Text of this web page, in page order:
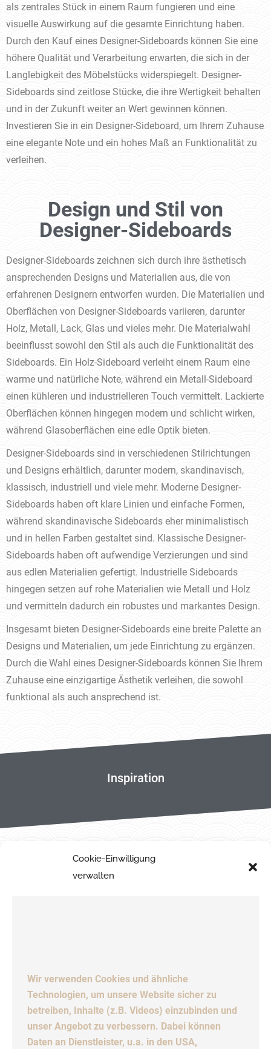
Cookie-Einwilligung
verwalten
Wir verwenden Cookies und ähnliche
Technologien, um unsere Website sicher zu
betreiben, Inhalte (z.B. Videos) einzubinden und
unser Angebot zu verbessern. Dabei können
Daten an Dienstleister, u.a. in den USA,
als zentrales Stück in einem Raum fungieren und eine
visuelle Auswirkung auf die gesamte Einrichtung haben.
Durch den Kauf eines Designer-Sideboards können Sie eine
höhere Qualität und Verarbeitung erwarten, die sich in der
Langlebigkeit des Möbelstücks widerspiegelt. Designer-
Sideboards sind zeitlose Stücke, die ihre Wertigkeit behalten
und in der Zukunft weiter an Wert gewinnen können.
Investieren Sie in ein Designer-Sideboard, um Ihrem Zuhause
eine elegante Note und ein hohes Maß an Funktionalität zu
verleihen.
Design und Stil von
Designer-Sideboards
Designer-Sideboards zeichnen sich durch ihre ästhetisch
ansprechenden Designs und Materialien aus, die von
erfahrenen Designern entworfen wurden. Die Materialien und
Oberflächen von Designer-Sideboards variieren, darunter
Holz, Metall, Lack, Glas und vieles mehr. Die Materialwahl
beeinflusst sowohl den Stil als auch die Funktionalität des
Sideboards. Ein Holz-Sideboard verleiht einem Raum eine
warme und natürliche Note, während ein Metall-Sideboard
einen kühleren und industrielleren Touch vermittelt. Lackierte
Oberflächen können hingegen modern und schlicht wirken,
während Glasoberflächen eine edle Optik bieten.
Designer-Sideboards sind in verschiedenen Stilrichtungen
und Designs erhältlich, darunter modern, skandinavisch,
klassisch, industriell und viele mehr. Moderne Designer-
Sideboards haben oft klare Linien und einfache Formen,
während skandinavische Sideboards eher minimalistisch
und in hellen Farben gestaltet sind. Klassische Designer-
Sideboards haben oft aufwendige Verzierungen und sind
aus edlen Materialien gefertigt. Industrielle Sideboards
hingegen setzen auf rohe Materialien wie Metall und Holz
und vermitteln dadurch ein robustes und markantes Design.
Insgesamt bieten Designer-Sideboards eine breite Palette an
Designs und Materialien, um jede Einrichtung zu ergänzen.
Durch die Wahl eines Designer-Sideboards können Sie Ihrem
Zuhause eine einzigartige Ästhetik verleihen, die sowohl
funktional als auch ansprechend ist.
Inspiration